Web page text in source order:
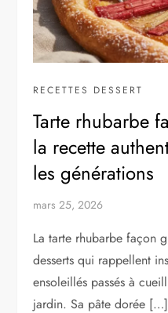
RECETTES DESSERT
Tarte rhubarbe
la recette
les générations
mars 25, 2026
La tarte rhubarbe façon
desserts qui rappellent
ensoleillés passés à
jardin. Sa pâte dorée […]